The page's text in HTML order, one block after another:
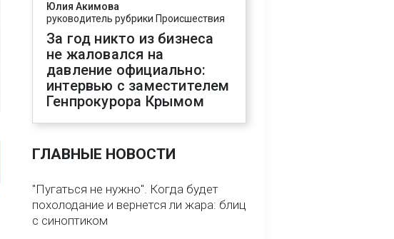
Юлия Акимова
руководитель рубрики Происшествия
За год никто из бизнеса
не жаловался на
давление официально:
интервью с заместителем
Генпрокурора Крымом
ГЛАВНЫЕ НОВОСТИ
"Пугаться не нужно". Когда будет
похолодание и вернется ли жара: блиц
с синоптиком